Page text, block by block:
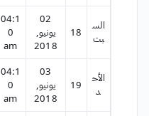
الس
بت
18
02
يونيو,
2018
04:1
0
am
الأح
د
19
03
يونيو,
2018
04:1
0
am